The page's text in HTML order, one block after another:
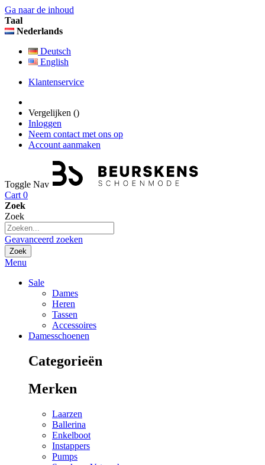
Ga naar de inhoud
Taal
Nederlands
Deutsch
English
Klantenservice
Vergelijken ()
Inloggen
Neem contact met ons op
Account aanmaken
Toggle Nav
Cart 0
Zoek
Zoek
Geavanceerd zoeken
Zoek
Menu
Sale
Dames
Heren
Tassen
Accessoires
Damesschoenen
Categorieën
Merken
Laarzen
Ballerina
Enkelboot
Instappers
Pumps